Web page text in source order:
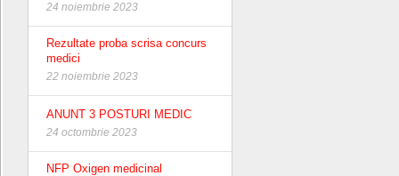
24 noiembrie 2023
Rezultate proba scrisa concurs
medici
22 noiembrie 2023
ANUNT 3 POSTURI MEDIC
24 octombrie 2023
NFP Oxigen medicinal